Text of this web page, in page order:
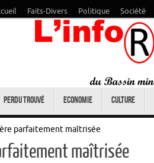
Faits-Divers Politique Société
Perdu trouvé Economie Culture
parfaitement maîtrisée
maîtrisée